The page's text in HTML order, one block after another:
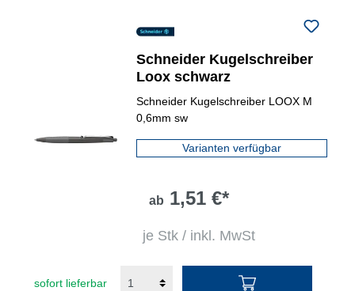
Schneider Kugelschreiber
Loox schwarz
Schneider Kugelschreiber LOOX M
0,6mm sw
Varianten verfügbar
ab 1,51 €*
je Stk / inkl. MwSt
sofort lieferbar